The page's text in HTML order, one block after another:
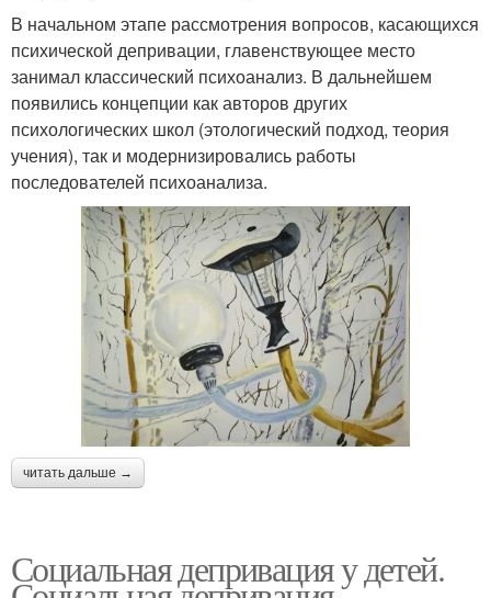
В начальном этапе рассмотрения вопросов, касающихся
психической депривации, главенствующее место
занимал классический психоанализ. В дальнейшем
появились концепции как авторов других
психологических школ (этологический подход, теория
учения), так и модернизировались работы
последователей психоанализа.
читать дальше →
Социальная депривация у детей.